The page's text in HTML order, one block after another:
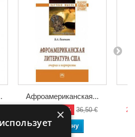
Афроамериканская...
-50% 36,50 €
В корзину
×